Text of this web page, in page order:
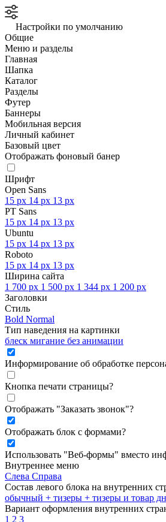
Настройки по умолчанию
Общие
Меню и разделы
Главная
Шапка
Каталог
Разделы
Футер
Баннеры
Мобильная версия
Личный кабинет
Базовый цвет
Отображать фоновый банер
Шрифт
Open Sans
15 px 14 px 13 px
PT Sans
15 px 14 px 13 px
Ubuntu
15 px 14 px 13 px
Roboto
15 px 14 px 13 px
Ширина сайта
1 700 px 1 500 px 1 344 px 1 200 px
Заголовки
Стиль
Bold Normal
Тип наведения на картинки
блеск мигание без анимации
Информирование об обработке
Кнопка печати страницы?
Отображать "Заказать звонок"?
Отображать блок с формами?
Использовать "Веб-формы" вместо
Внутреннее меню
Слева Справа
Состав левого блока на внутренних
обычный + тизеры + тизеры и товар
Вариант оформления внутренних
1 2 3